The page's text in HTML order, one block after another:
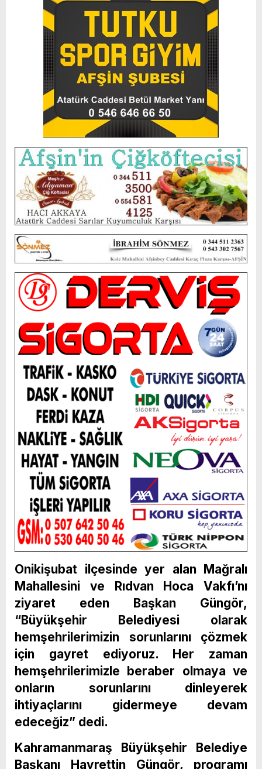
Onikişubat ilçesinde yer alan Mağralı
Mahallesini ve Rıdvan Hoca Vakfı’nı
ziyaret eden Başkan Güngör,
“Büyükşehir Belediyesi olarak
hemşehrilerimizin sorunlarını çözmek
için gayret ediyoruz. Her zaman
hemşehrilerimizle beraber olmaya ve
onların sorunlarını dinleyerek
ihtiyaçlarını gidermeye devam
edeceğiz” dedi.
Kahramanmaraş Büyükşehir Belediye
Başkanı Hayrettin Güngör, programı